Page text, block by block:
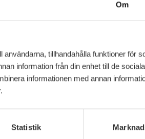
Om
tillhandahålla funktioner för
information från din enhet till de
informationen med annan
Statistik